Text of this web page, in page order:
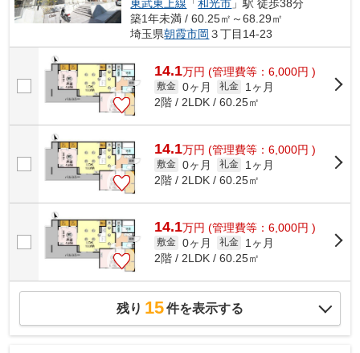
東武東上線 「和光市 」駅 徒歩38分
築1年未満 / 60.25㎡～68.29㎡
埼玉県朝霞市岡 ３丁目14-23
14.1万円 (管理費等：6,000円 )
敷金 0ヶ月 礼金
1ヶ月
2階 / 2LDK / 60.25㎡
14.1万円 (管理費等：6,000円 )
敷金 0ヶ月 礼金
1ヶ月
2階 / 2LDK / 60.25㎡
14.1万円 (管理費等：6,000円 )
敷金 0ヶ月 礼金
1ヶ月
2階 / 2LDK / 60.25㎡
残り 15件を表示する